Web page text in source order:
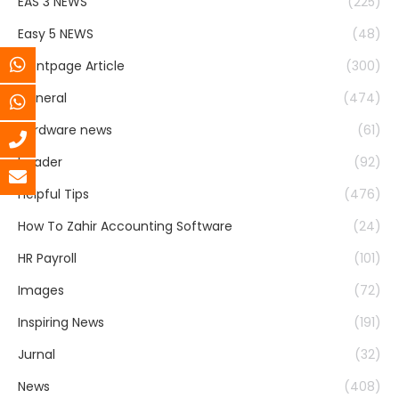
Easy 5 NEWS
(48)
Frontpage Article
(300)
General
(474)
Hardware news
(61)
header
(92)
Helpful Tips
(476)
How To Zahir Accounting Software
(24)
HR Payroll
(101)
Images
(72)
Inspiring News
(191)
Jurnal
(32)
News
(408)